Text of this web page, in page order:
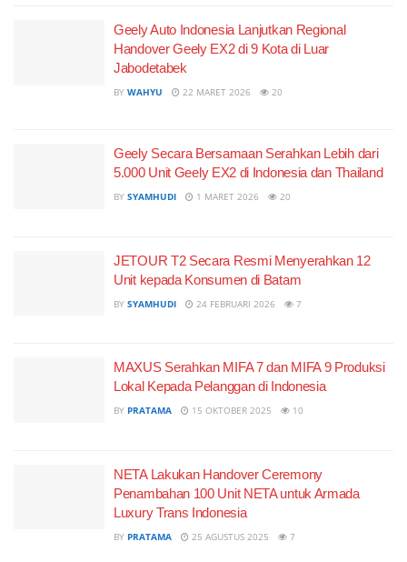
Geely Auto Indonesia Lanjutkan Regional
Handover Geely EX2 di 9 Kota di Luar
Jabodetabek
BY WAHYU 22 MARET 2026 20
Geely Secara Bersamaan Serahkan Lebih dari
5.000 Unit Geely EX2 di Indonesia dan Thailand
BY SYAMHUDI 1 MARET 2026 20
JETOUR T2 Secara Resmi Menyerahkan 12
Unit kepada Konsumen di Batam
BY SYAMHUDI 24 FEBRUARI 2026 7
MAXUS Serahkan MIFA 7 dan MIFA 9 Produksi
Lokal Kepada Pelanggan di Indonesia
BY PRATAMA 15 OKTOBER 2025 10
NETA Lakukan Handover Ceremony
Penambahan 100 Unit NETA untuk Armada
Luxury Trans Indonesia
BY PRATAMA 25 AGUSTUS 2025 7